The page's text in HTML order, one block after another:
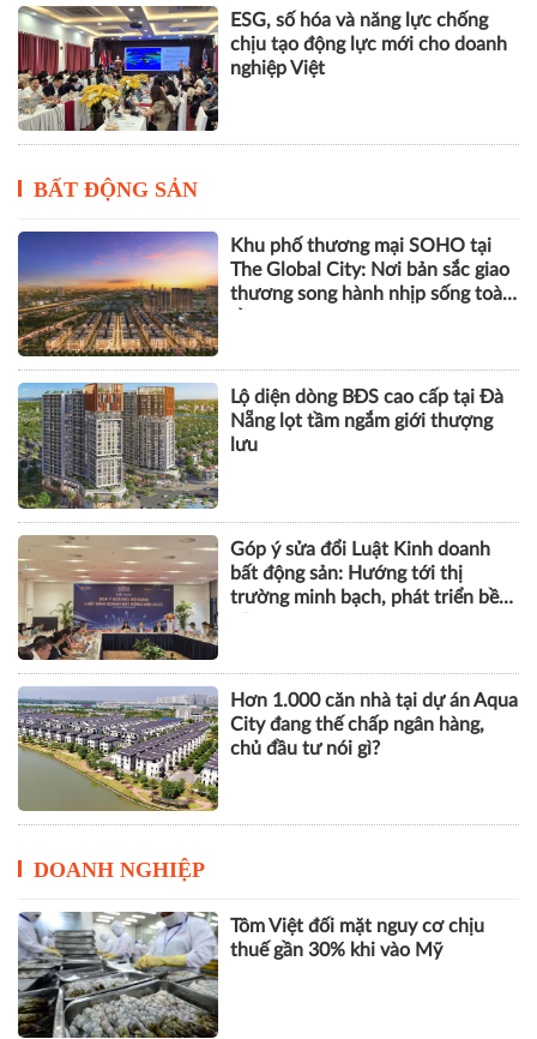
ESG, số hóa và năng lực chống
chịu tạo động lực mới cho doanh
nghiệp Việt
BẤT ĐỘNG SẢN
Khu phố thương mại SOHO tại
The Global City: Nơi bản sắc giao
thương song hành nhịp sống toàn
Lộ diện dòng BĐS cao cấp tại Đà
Nẵng lọt tầm ngắm giới thượng
lưu
Góp ý sửa đổi Luật Kinh doanh
bất động sản: Hướng tới thị
trường minh bạch, phát triển bền
Hơn 1.000 căn nhà tại dự án Aqua
City đang thế chấp ngân hàng,
chủ đầu tư nói gì?
DOANH NGHIỆP
Tôm Việt đối mặt nguy cơ chịu
thuế gần 30% khi vào Mỹ